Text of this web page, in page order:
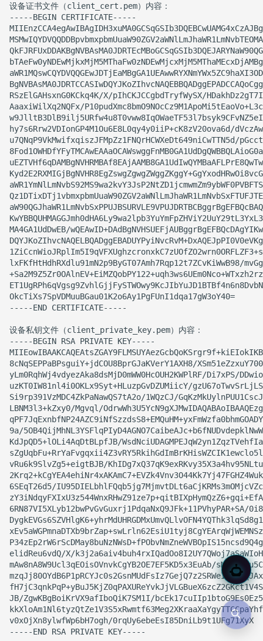
设备证书文件（client_cert.pem）内容：
-----BEGIN CERTIFICATE-----
RSzElGAHsxnG0KCkq4K/X/pIhCKJCCgbdTryfWySX/
AaaxiWilXq2NQFx/
hy7s6Rrw2VDIonGP4M1Ou6E8L0qy4y0iiP+cK8zV20ova6d/
u7QNqP9VkMwifxqiszJFMpZz1FNQrHCWXeDt649niCwTTN5d/
MA4GA1UdDwEB/
lxFKfHtHdhRXdlu91mN2p9ByGT07Amh7Rqp12t7ZCvKiWwB98/
OkcTiXs7SpVDMuuBGau01K2o6Ay1PgFUnI1dqa17gW3oY40=
-----END CERTIFICATE-----
设备私钥文件（client_private_key.pem）内容：
-----BEGIN RSA PRIVATE KEY-----
8cNqSEPPaBPsguiY+jdCOU8BprGJaKVerY1AXH8/
yLm0RqhWj4vdyezAka8dsMjD0mWW0HcOUH2KWPlRF/Di7xPS/
uzKT0IW81nl4i0OKLx9Syt+HLuzpGvDZUMiicY/
Si9rp391VzMDC4ZkPaNawQS7tA2o/1WQzCJ/
LBNM3l3+kZxy0/Mgvql/
9a/
KdJpQD5+lOLi4AqDtBLpfJB/
vRu6k9SlvZg5+eigtBJB/
6SEqT26d5/
6RN87VI5XLyb12bwPvGvGuxrj1PdqaNxQ9JFk+11PVhyPAR+SA/
elidReu6vdQ/X/
mAw8nA8W9Ucl3qEOisOVnvkCgYB2OE7EF5KD5x3EuAb/
JB/ZgwKBgBoiKrVX9afIboQiK7SM1I/
v0xOjXn8ylwfWp6bH7ogh/0rqUy6ebeEsI85DniLb9t1UFg71XyX